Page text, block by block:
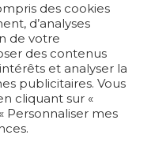
des cookies
d’analyses
de votre
des contenus
et analyser la
publicitaires. Vous
cliquant sur «
Personnaliser mes